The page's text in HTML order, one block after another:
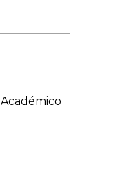
Académico